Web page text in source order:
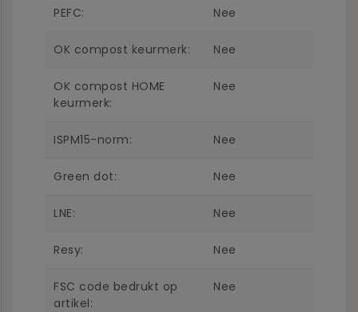
PEFC: Nee
OK compost keurmerk: Nee
OK compost HOME
keurmerk:
Nee
ISPM15-norm: Nee
Green dot: Nee
LNE: Nee
Resy: Nee
FSC code bedrukt op
artikel:
Nee